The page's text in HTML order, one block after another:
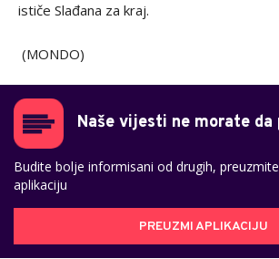
ističe Slađana za kraj.
(MONDO)
Naše vijesti ne morate
Budite bolje informisani od drugih,
aplikaciju
PREUZMI APLIKACIJU